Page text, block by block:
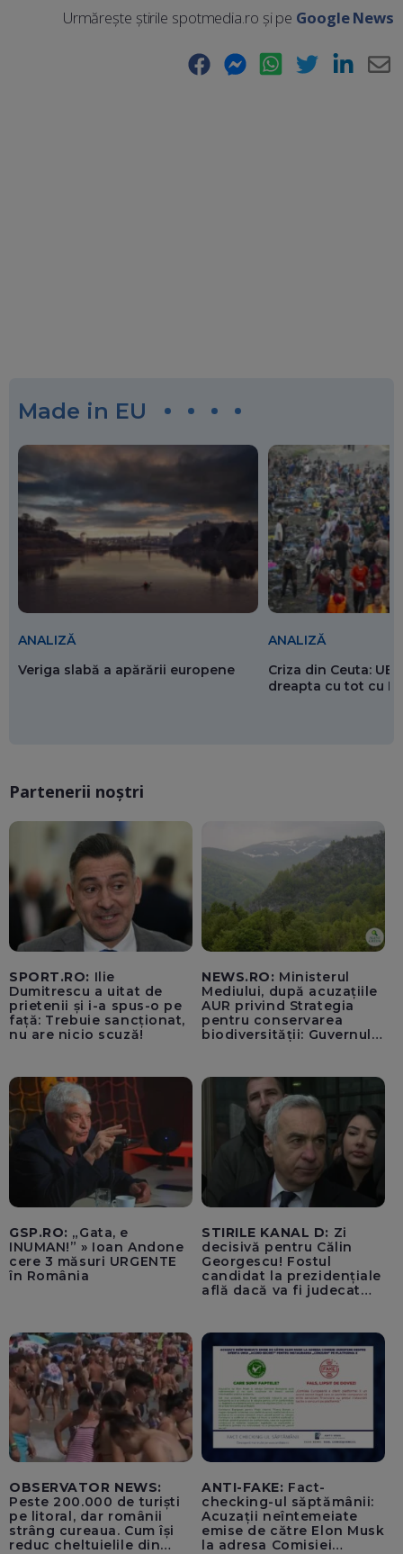
Urmărește știrile spotmedia.ro și pe Google News
Facebook Messenger WhatsApp Twitter LinkedIn
Made in EU
ANALIZĂ
Veriga slabă a apărării europene
ANALIZĂ
Criza din Ceuta: UE
dreapta cu tot cu
Partenerii noștri
SPORT.RO: Ilie
Dumitrescu a uitat de
prietenii și i-a spus-o pe
față: Trebuie sancționat,
nu are nicio scuză!
NEWS.RO: Ministerul
Mediului, după acuzațiile
AUR privind Strategia
pentru conservarea
biodiversității: Guvernul a
500.000 de lei/ Costul
total - 373.600 de lei a
acoperit întregul studiu
tehnic, structurat în opt
activită
GSP.RO: „Gata, e
INUMAN!” » Ioan Andone
cere 3 măsuri URGENTE
în România
STIRILE KANAL D: Zi
decisivă pentru Călin
Georgescu! Fostul
candidat la prezidențiale
află dacă va fi judecat
OBSERVATOR NEWS:
Peste 200.000 de turiști
pe litoral, dar românii
strâng cureaua. Cum își
reduc cheltuielile din
ANTI-FAKE: Fact-
checking-ul săptămânii:
Acuzații neîntemeiate
emise de către Elon Musk
la adresa Comisiei